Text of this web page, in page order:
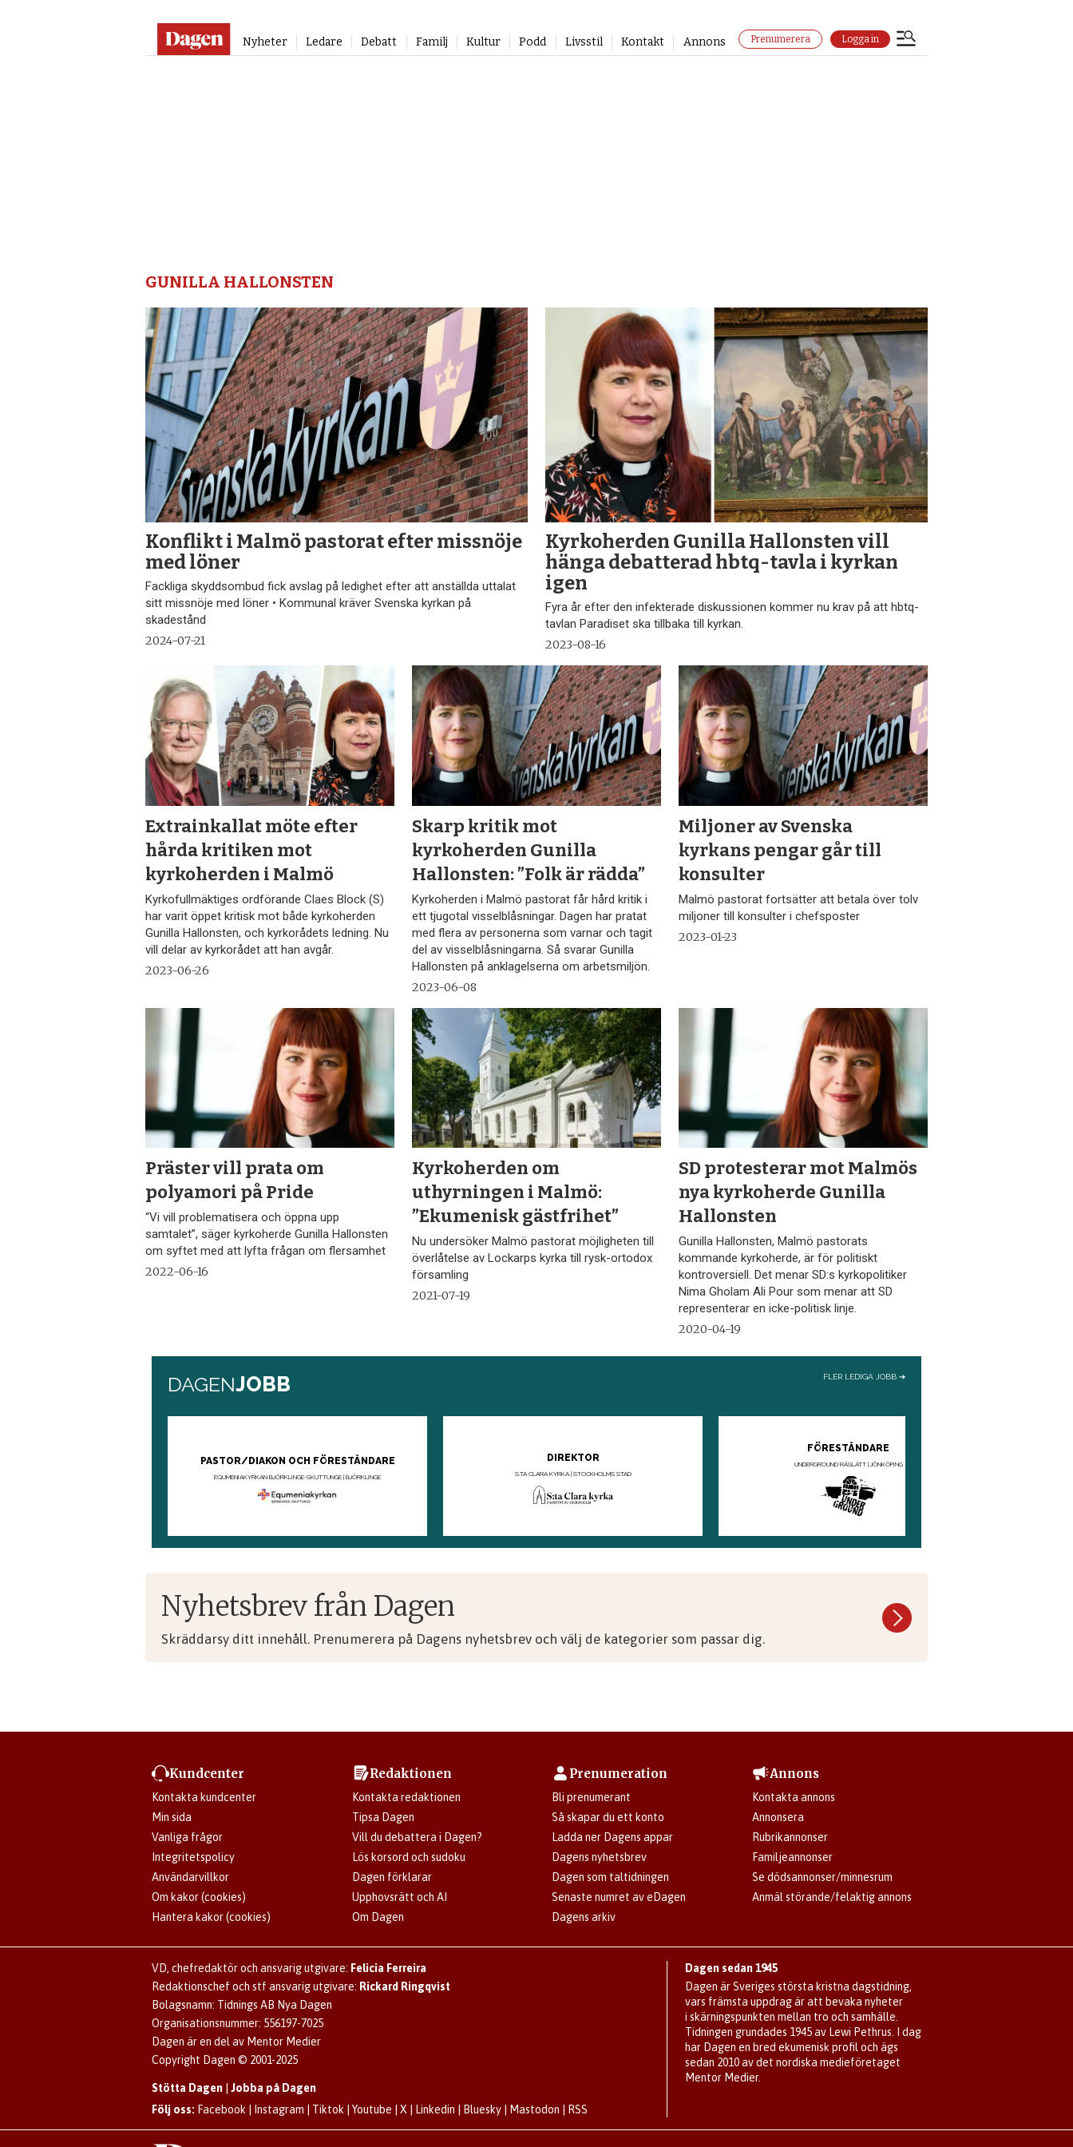
Nyheter Ledare Debatt Familj Kultur Podd Livsstil Kontakt Annons Prenumerera Logga in
GUNILLA HALLONSTEN
Konflikt i Malmö pastorat efter missnöje
med löner
Fackliga skyddsombud fick avslag på ledighet efter att anställda uttalat
sitt missnöje med löner • Kommunal kräver Svenska kyrkan på
skadestånd
2024-07-21
Kyrkoherden Gunilla Hallonsten vill
hänga debatterad hbtq-tavla i kyrkan
igen
Fyra år efter den infekterade diskussionen kommer nu krav på att hbtq-
tavlan Paradiset ska tillbaka till kyrkan.
2023-08-16
Extrainkallat möte efter
hårda kritiken mot
kyrkoherden i Malmö
Kyrkofullmäktiges ordförande Claes Block (S)
har varit öppet kritisk mot både kyrkoherden
Gunilla Hallonsten, och kyrkorådets ledning. Nu
vill delar av kyrkorådet att han avgår.
2023-06-26
Skarp kritik mot
kyrkoherden Gunilla
Hallonsten: ”Folk är rädda”
Kyrkoherden i Malmö pastorat får hård kritik i
ett tjugotal visselblåsningar. Dagen har pratat
med flera av personerna som varnar och tagit
del av visselblåsningarna. Så svarar Gunilla
Hallonsten på anklagelserna om arbetsmiljön.
2023-06-08
Miljoner av Svenska
kyrkans pengar går till
konsulter
Malmö pastorat fortsätter att betala över tolv
miljoner till konsulter i chefsposter
2023-01-23
Präster vill prata om
polyamori på Pride
“Vi vill problematisera och öppna upp
samtalet”, säger kyrkoherde Gunilla Hallonsten
om syftet med att lyfta frågan om flersamhet
2022-06-16
Kyrkoherden om
uthyrningen i Malmö:
”Ekumenisk gästfrihet”
Nu undersöker Malmö pastorat möjligheten till
överlåtelse av Lockarps kyrka till rysk-ortodox
församling
2021-07-19
SD protesterar mot Malmös
nya kyrkoherde Gunilla
Hallonsten
Gunilla Hallonsten, Malmö pastorats
kommande kyrkoherde, är för politiskt
kontroversiell. Det menar SD:s kyrkopolitiker
Nima Gholam Ali Pour som menar att SD
representerar en icke-politisk linje.
2020-04-19
Nyhetsbrev från Dagen
Skräddarsy ditt innehåll. Prenumerera på Dagens nyhetsbrev och välj de kategorier som passar dig.
Kundcenter
Kontakta kundcenter
Min sida
Vanliga frågor
Integritetspolicy
Användarvillkor
Om kakor (cookies)
Hantera kakor (cookies)
Redaktionen
Kontakta redaktionen
Tipsa Dagen
Vill du debattera i Dagen?
Lös korsord och sudoku
Dagen förklarar
Upphovsrätt och AI
Om Dagen
Prenumeration
Bli prenumerant
Så skapar du ett konto
Ladda ner Dagens appar
Dagens nyhetsbrev
Dagen som taltidningen
Senaste numret av eDagen
Dagens arkiv
Annons
Kontakta annons
Annonsera
Rubrikannonser
Familjeannonser
Se dödsannonser/minnesrum
Anmäl störande/felaktig annons
VD, chefredaktör och ansvarig utgivare: Felicia Ferreira
Redaktionschef och stf ansvarig utgivare: Rickard Ringqvist
Bolagsnamn: Tidnings AB Nya Dagen
Organisationsnummer: 556197-7025
Dagen är en del av Mentor Medier
Copyright Dagen © 2001-2025
Stötta Dagen |Jobba på Dagen
Följ oss: Facebook Instagram Tiktok |Youtube |X Linkedin Bluesky Mastodon RSS
Dagen sedan 1945
Dagen är Sveriges största kristna dagstidning,
vars främsta uppdrag är att bevaka nyheter
i skärningspunkten mellan tro och samhälle.
Tidningen grundades 1945 av Lewi Pethrus. I dag
har Dagen en bred ekumenisk profil och ägs
sedan 2010 av det nordiska medieföretaget
Mentor Medier.